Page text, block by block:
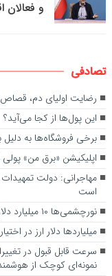
و فعالان
تصادفی
رضایت اولیای دم،
این پول‌ها از کجا می‌آید؟
برخی فروشگاه‌ها به
اپلیکیشن «برق من»
مهاجرانی: دولت تمهیدات
است
نورچشمی‌ها ۱۰ میلیارد دلار برای خرید ملک از کشور خارج کردند
میلیارد‌ها دلار ارز در
سرعت قابل قبول در
نمونه‌ای کوچک از